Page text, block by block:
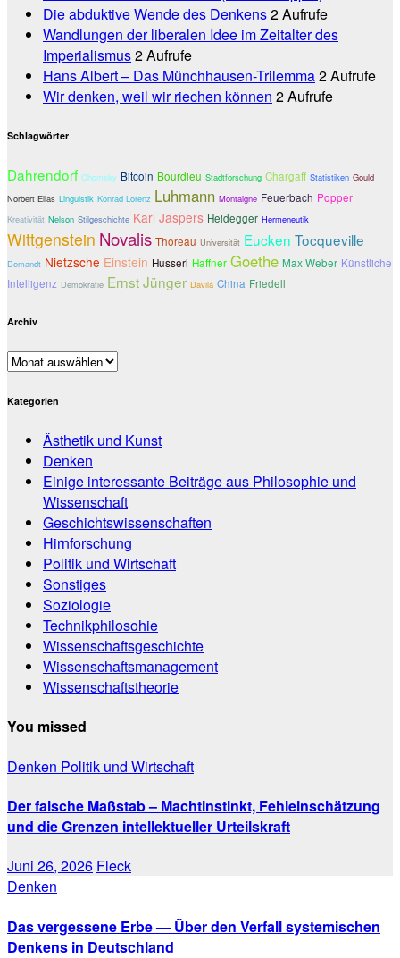
Die abduktive Wende des Denkens2 Aufrufe
Wandlungen der liberalen Idee im Zeitalter des
Imperialismus2 Aufrufe
Hans Albert – Das Münchhausen-Trilemma2 Aufrufe
Wir denken, weil wir riechen können 2 Aufrufe
Schlagwörter
Dahrendorf Chomsky Bitcoin Bourdieu Stadtforschung Chargaff Statistiken Gould
Norbert Elias Linguistik Konrad Lorenz Luhmann Montaigne Feuerbach Popper
Kreativität Nelson Stilgeschichte Karl Jaspers Heidegger Hermeneutik
Wittgenstein Novalis Thoreau Universität Eucken Tocqueville
Demandt Nietzsche Einstein Husserl Haffner Goethe Max Weber Künstliche
Intelligenz Demokratie Ernst Jünger Davilá China Friedell
Archiv
Archiv
Kategorien
Ästhetik und Kunst
Denken
Einige interessante Beiträge aus Philosophie und
Wissenschaft
Geschichtswissenschaften
Hirnforschung
Politik und Wirtschaft
Sonstiges
Soziologie
Technikphilosohie
Wissenschaftsgeschichte
Wissenschaftsmanagement
Wissenschaftstheorie
You missed
Denken Politik und Wirtschaft
Der falsche Maßstab – Machtinstinkt, Fehleinschätzung
und die Grenzen intellektueller Urteilskraft
Juni 26, 2026 Fleck
Denken
Das vergessene Erbe — Über den Verfall systemischen
Denkens in Deutschland